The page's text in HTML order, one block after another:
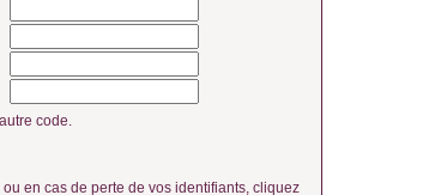
code.
en cas de perte de vos identifiants, cliquez